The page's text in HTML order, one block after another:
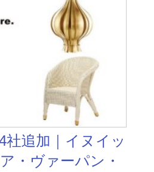
社追加｜イヌイッ
・ヴァーパン・